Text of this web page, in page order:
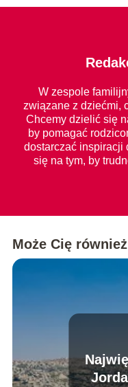
W zespole
związane z dziećmi,
Chcemy dzielić się
by pomagać
dostarczać inspiracji
się na tym, by
Może Cię